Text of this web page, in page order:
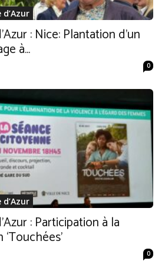
: Nice: Plantation d’un
à...
0
: Participation à la
0